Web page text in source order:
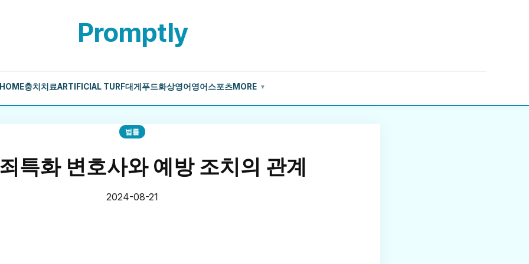
Promptly
충치치료ARTIFICIAL TURF대게 푸드화상영어 영어 스포츠MORE ▼
법률
특화 변호사와 예방 조치의 관계
2024-08-21